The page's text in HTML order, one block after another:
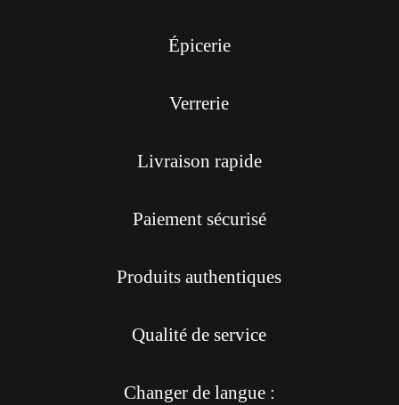
Épicerie
Verrerie
Livraison rapide
Paiement sécurisé
Produits authentiques
Qualité de service
Changer de langue :